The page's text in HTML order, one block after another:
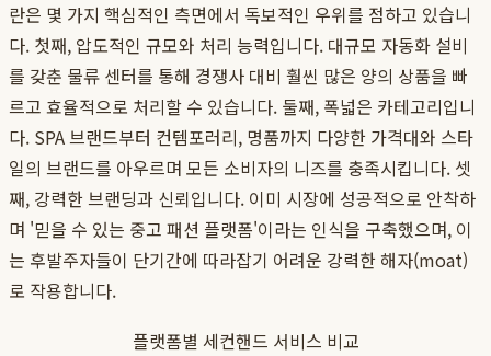
란은 몇 가지 핵심적인 측면에서 독보적인 우위를 점하고 있습니
다. 첫째, 압도적인 규모와 처리 능력입니다. 대규모 자동화 설비
를 갖춘 물류 센터를 통해 경쟁사 대비 훨씬 많은 양의 상품을 빠
르고 효율적으로 처리할 수 있습니다. 둘째, 폭넓은 카테고리입니
다. SPA 브랜드부터 컨템포러리, 명품까지 다양한 가격대와 스타
일의 브랜드를 아우르며 모든 소비자의 니즈를 충족시킵니다. 셋
째, 강력한 브랜딩과 신뢰입니다. 이미 시장에 성공적으로 안착하
며 '믿을 수 있는 중고 패션 플랫폼'이라는 인식을 구축했으며, 이
는 후발주자들이 단기간에 따라잡기 어려운 강력한 해자(moat)
로 작용합니다.
플랫폼별 세컨핸드 서비스 비교